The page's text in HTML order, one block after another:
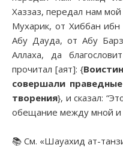
Хаззаз, передал нам
Мухарик, от Хиббан
Абу Дауда, от Абу
Аллаха, да
прочитал [аят]: {
совершали
творения}, и сказал:
обещание между мной и
📚 См. «Шауахид ат-